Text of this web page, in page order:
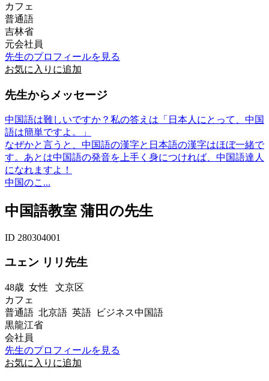
カフェ
普通語
吉林省
元会社員
先生のプロフィールを見る
お気に入りに追加
先生からメッセージ
中国語は難しいですか？私の答えは「日本人にとって、中国
語は簡単ですよ。」
なぜかと言うと、中国語の漢字と日本語の漢字はほぼ一緒で
す。あとは中国語の発音を上手く身につければ、中国語達人
になれますよ！
中国のこ...
中国語教室 蒲田の先生
ID 280304001
ユェン リリ先生
48歳 女性 文京区
カフェ
普通語 北京語 英語 ビジネス中国語
黒龍江省
会社員
先生のプロフィールを見る
お気に入りに追加